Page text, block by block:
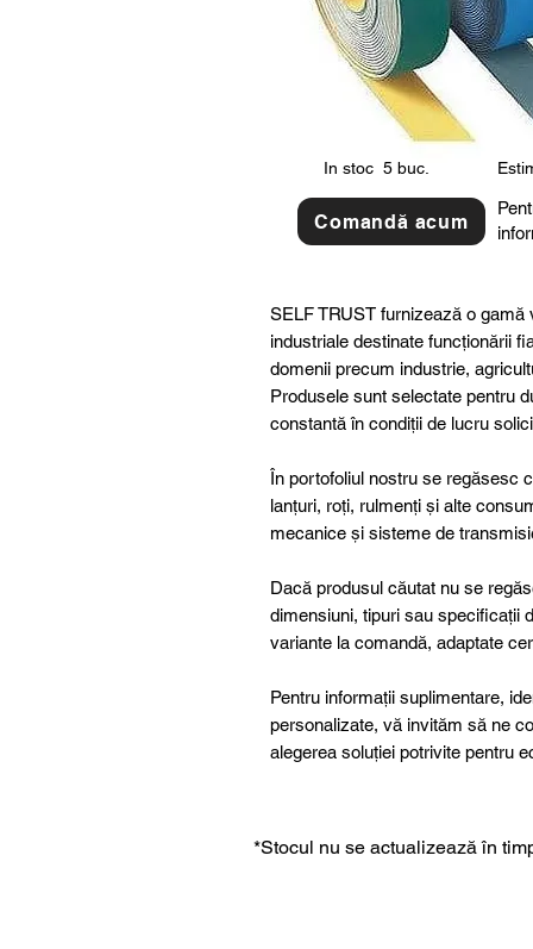
SELF TRUST furnizează o
industriale destinate funcționării
domenii precum industrie,
Produsele sunt selectate pentru
constantă în condiții de lucru
În portofoliul nostru se regăsesc
lanțuri, roți, rulmenți și alte
mecanice și sisteme de
Dacă produsul căutat nu se
dimensiuni, tipuri sau specificații
variante la comandă, adaptate
Pentru informații suplimentare,
personalizate, vă invităm să ne
alegerea soluției potrivite pentru
In stoc 5 buc.
Comandă acum
*Stocul nu se actualizează în